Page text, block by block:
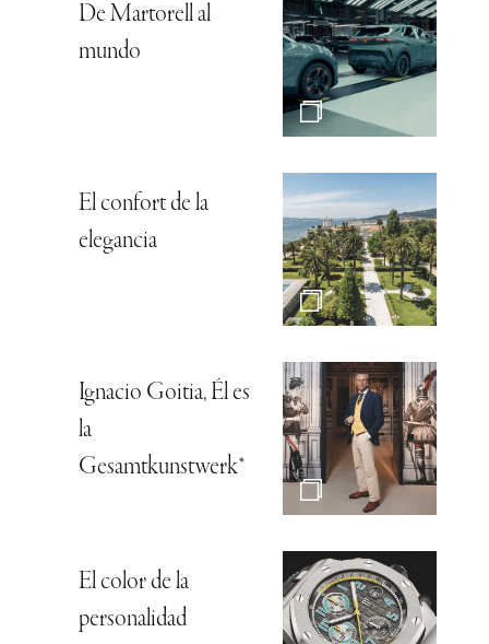
De Martorell al
mundo
El confort de la
elegancia
Ignacio Goitia, Él es
la
Gesamtkunstwerk*
El color de la
personalidad